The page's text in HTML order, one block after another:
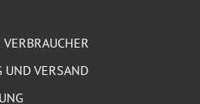
UND VERSAND